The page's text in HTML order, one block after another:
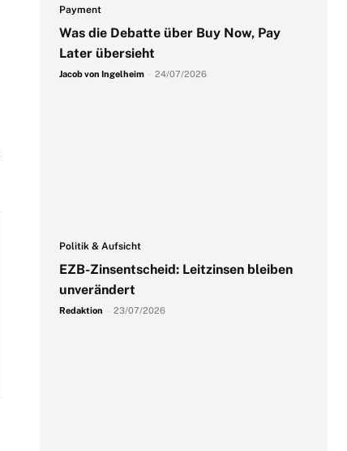
Payment
Was die Debatte über Buy Now, Pay
Later übersieht
Jacob von Ingelheim 24/07/2026
Politik & Aufsicht
EZB-Zinsentscheid: Leitzinsen bleiben
unverändert
Redaktion 23/07/2026